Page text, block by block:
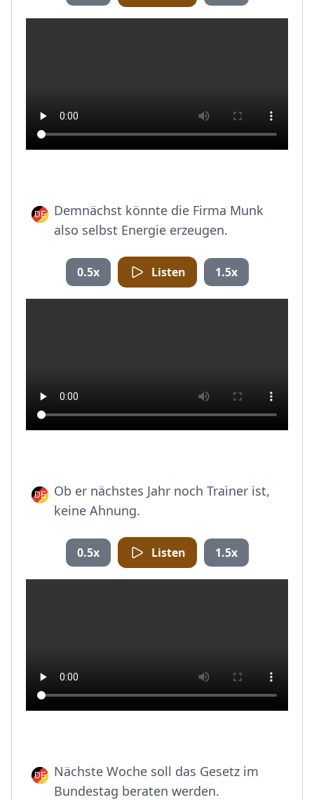
Demnächst könnte die Firma Munk
also selbst Energie erzeugen.
0.5x Listen 1.5x
Ob er nächstes Jahr noch Trainer ist,
keine Ahnung.
0.5x Listen 1.5x
Nächste Woche soll das Gesetz im
Bundestag beraten werden.